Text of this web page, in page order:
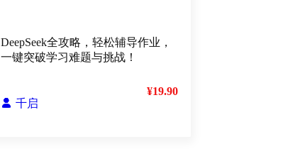
DeepSeek全攻略，轻松辅导作业，
一键突破学习难题与挑战！
 千启
¥19.90